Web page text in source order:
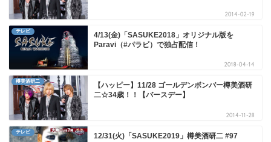
2014-02-19
テレビ
4/13(金)「SASUKE2018」オリジナル版を
Paravi（#パラビ）で独占配信！
2018-04-14
樽美酒研二
【ハッピー】11/28 ゴールデンボンバー樽美酒研
二☆34歳！！【バースデー】
2014-11-28
テレビ 12/31(火)「SASUKE2019」樽美酒研二 #97